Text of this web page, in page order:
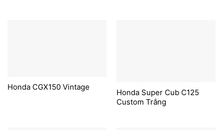
Honda CGX150 Vintage
Honda Super Cub C125
Custom Trắng